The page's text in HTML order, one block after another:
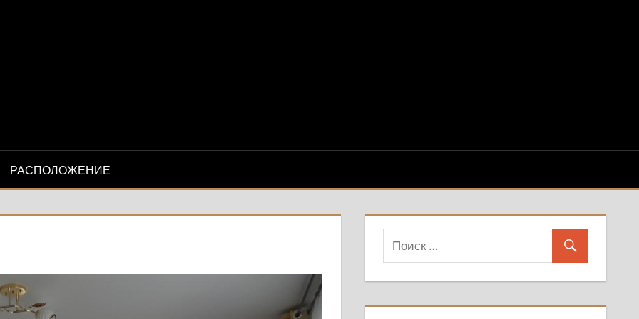
РАСПОЛОЖЕНИЕ